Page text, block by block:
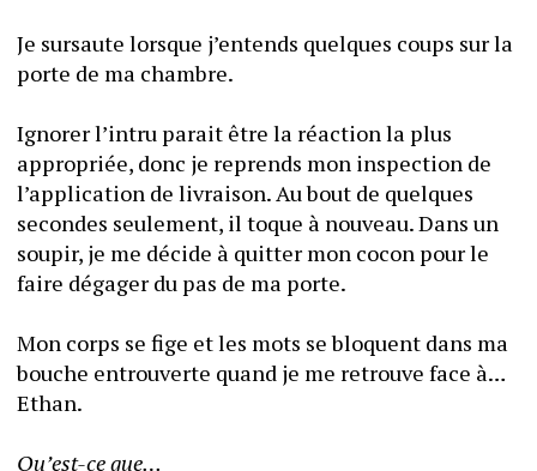
Je sursaute lorsque j’entends quelques coups sur la
porte de ma chambre.
Ignorer l’intru parait être la réaction la plus
appropriée, donc je reprends mon inspection de
l’application de livraison. Au bout de quelques
secondes seulement, il toque à nouveau. Dans un
soupir, je me décide à quitter mon cocon pour le
Mon corps se fige et les mots se bloquent dans ma
bouche entrouverte quand je me retrouve face à…
Ethan.
Qu’est-ce que…